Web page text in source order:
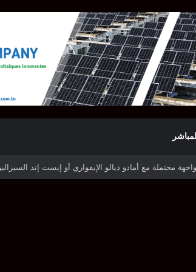
وترجي جرجيس يصطدم بديامبارس السنغالي